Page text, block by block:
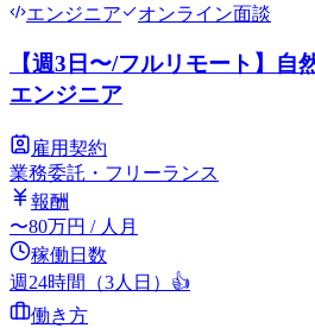
エンジニア
オンライン面談
【週3日〜/フルリモート】
エンジニア
雇用契約
業務委託・フリーランス
報酬
〜80万円 / 人月
稼働日数
週24時間（3人日） 👍
働き方